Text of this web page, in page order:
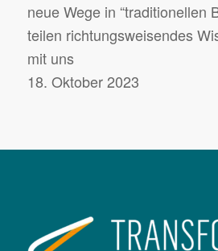
neue Wege in “traditionellen
teilen richtungsweisendes
mit uns
18. Oktober 2023